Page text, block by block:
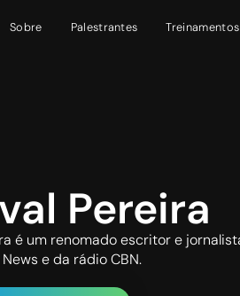
Sobre Palestrantes
Pereira
é um renomado escritor e
e da rádio CBN.